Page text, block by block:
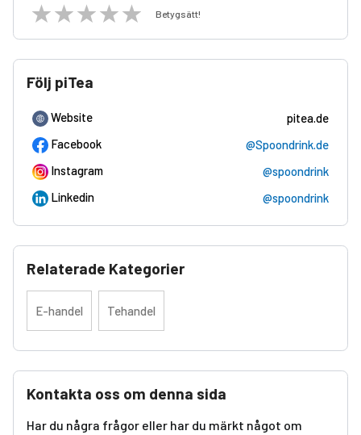
Betygsätt!
Följ piTea
Website
pitea.de
Facebook
@Spoondrink.de
Instagram
@spoondrink
Linkedin
@spoondrink
Relaterade Kategorier
E-handel Tehandel
Kontakta oss om denna sida
Har du några frågor eller har du märkt något om